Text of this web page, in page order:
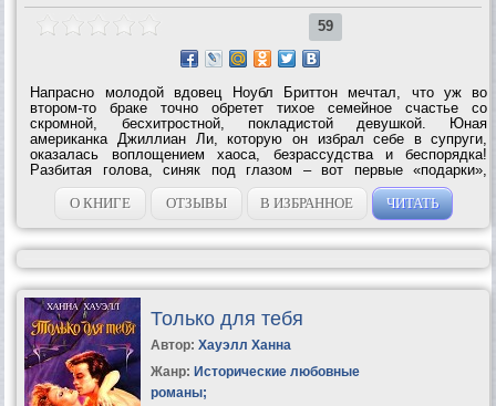
59
Напрасно молодой вдовец Ноубл Бриттон мечтал, что уж во
втором-то браке точно обретет тихое семейное счастье со
скромной, бесхитростной, покладистой девушкой. Юная
американка Джиллиан Ли, которую он избрал себе в супруги,
оказалась воплощением хаоса, безрассудства и беспорядка!
Разбитая голова, синяк под глазом – вот первые «подарки»,
которые принесла Ноублу семейная жизнь с Джиллиан. Но… как
сердиться на женщину, от одного...
О КНИГЕ ОТЗЫВЫ В ИЗБРАННОЕ ЧИТАТЬ
Только для тебя
Автор: Хауэлл Ханна
Жанр: Исторические любовные
романы;